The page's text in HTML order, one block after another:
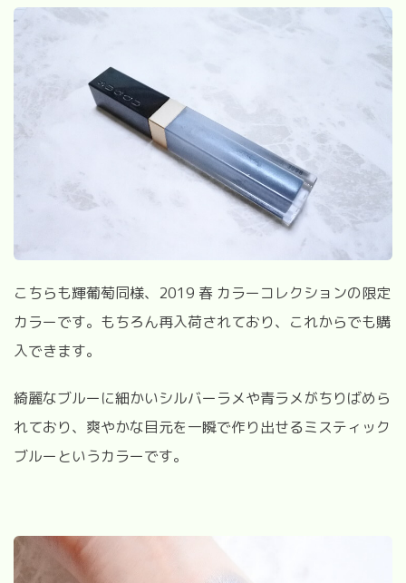
こちらも輝葡萄同様、 2019 春 カラーコレクションの限定
カラーです。もちろん再入荷されており、これからでも購
入できます。
綺麗なブルーに細かいシルバーラメや青ラメがちりばめら
れており、爽やかな目元を一瞬で作り出せるミスティック
ブルーというカラーです。